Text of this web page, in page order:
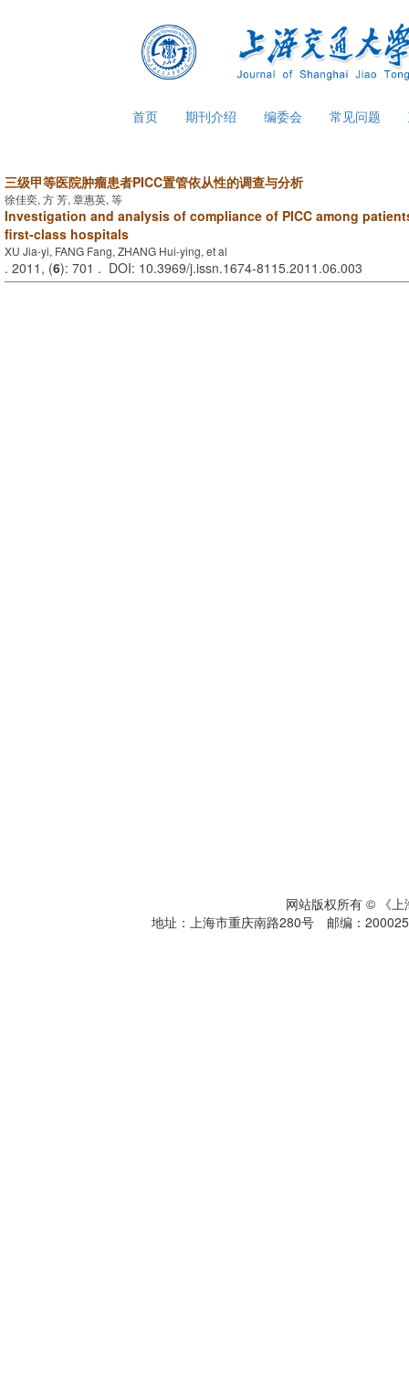
首页 期刊介绍 编委会 常见问题
三级甲等医院肿瘤患者PICC置管依从性的调查与分析
徐佳奕, 方 芳, 章惠英, 等
Investigation and analysis of compliance of PICC among
first-class hospitals
XU Jia-yi, FANG Fang, ZHANG Hui-ying, et al
. 2011, (6): 701 . DOI: 10.3969/j.issn.1674-8115.2011.06.003
网站版权所有 © 《
地址：上海市重庆南路280号 邮编：